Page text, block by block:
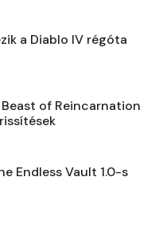
a Diablo IV régóta
of Reincarnation
Endless Vault 1.0-s